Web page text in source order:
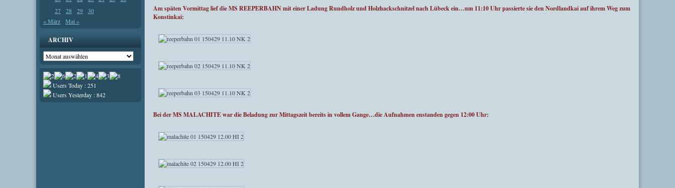
27
28 29
30
« März
Mai »
ARCHIV
Archiv
Users Today : 251
Users Yesterday : 842
Am späten Vormittag lief die MS REEPERBAHN mit einer Ladung Rundholz und Holzhackschnitzel nach Lübeck ein…um 11:10 Uhr passierte sie den Nordlandkai auf ihrem Weg zum
Konstinkai:
Bei der MS MALACHITE war die Beladung zur Mittagszeit bereits in vollem Gange…die Aufnahmen enstanden gegen 12:00 Uhr: